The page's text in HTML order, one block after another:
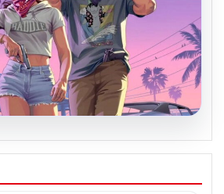
Hakkındaki
Başkan Yardımcısı